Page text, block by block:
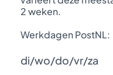
2 weken.
Werkdagen PostNL:
di/wo/do/vr/za